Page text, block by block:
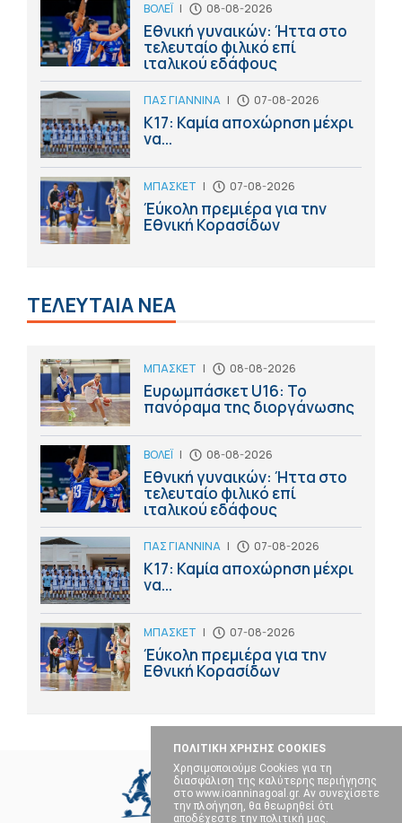
ΠΟΛΙΤΙΚΗ ΧΡΗΣΗΣ COOKIES
Χρησιμοποιούμε Cookies για τη
διασφάλιση της καλύτερης περιήγησης
στο www.ioanninagoal.gr. Αν συνεχίσετε
την πλοήγηση, θα θεωρηθεί ότι
αποδέχεστε την πολιτική μας.
ΒΟΛΕΪ | 08-08-2026
Εθνική γυναικών: Ήττα στο
τελευταίο φιλικό επί
ιταλικού εδάφους
ΠΑΣ ΓΙΑΝΝΙΝΑ | 07-08-2026
Κ17: Καμία αποχώρηση μέχρι
να...
ΜΠΑΣΚΕΤ | 07-08-2026
Έύκολη πρεμιέρα για την
Εθνική Κορασίδων
ΤΕΛΕΥΤΑΙΑ ΝΕΑ
ΜΠΑΣΚΕΤ | 08-08-2026
Ευρωμπάσκετ U16: Το
πανόραμα της διοργάνωσης
ΒΟΛΕΪ | 08-08-2026
Εθνική γυναικών: Ήττα στο
τελευταίο φιλικό επί
ιταλικού εδάφους
ΠΑΣ ΓΙΑΝΝΙΝΑ | 07-08-2026
Κ17: Καμία αποχώρηση μέχρι
να...
ΜΠΑΣΚΕΤ | 07-08-2026
Έύκολη πρεμιέρα για την
Εθνική Κορασίδων